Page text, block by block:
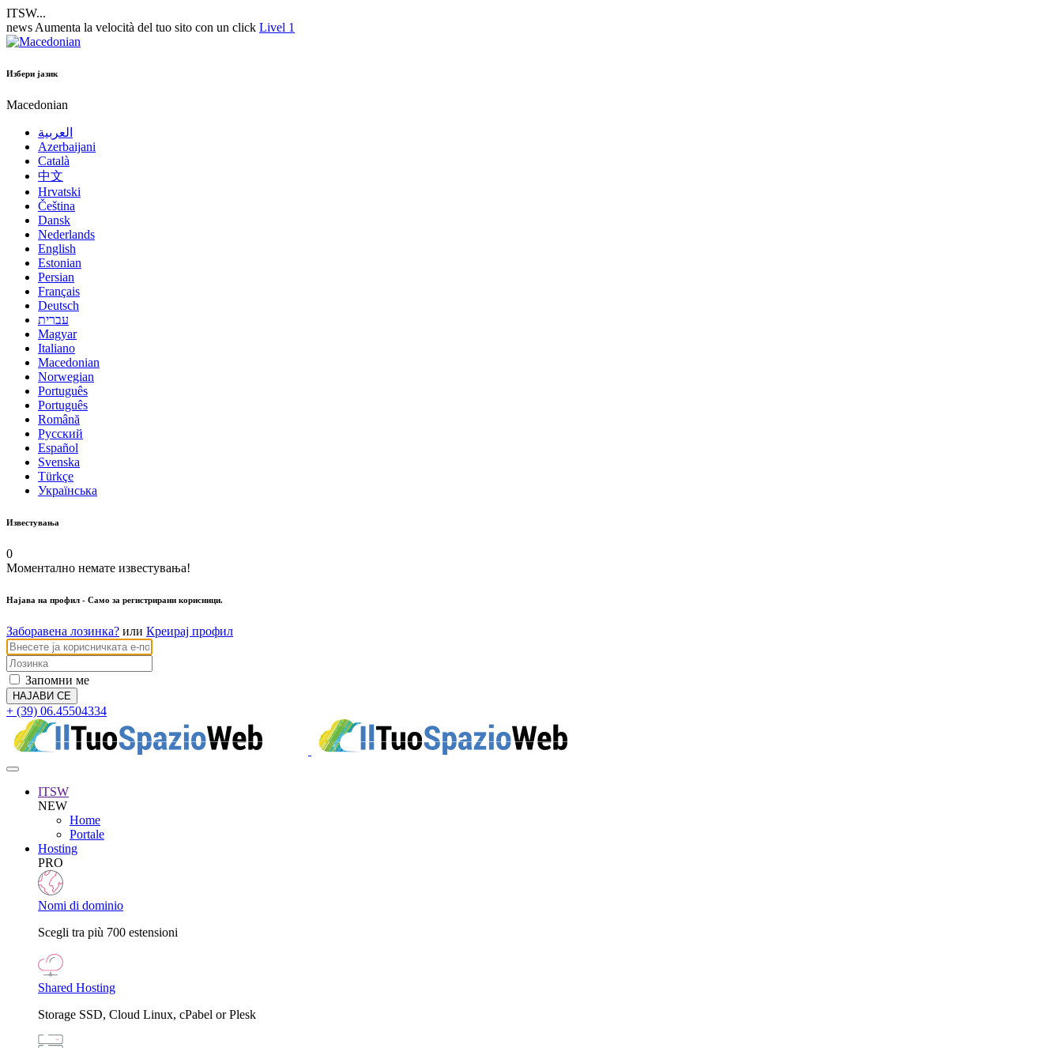
ITSW...
news Aumenta la velocità del tuo sito con un click Livel 1
Избери јазик
Macedonian
العربية
Azerbaijani
Català
中文
Hrvatski
Čeština
Dansk
Nederlands
English
Estonian
Persian
Français
Deutsch
עברית
Magyar
Italiano
Macedonian
Norwegian
Português
Português
Română
Русский
Español
Svenska
Türkçe
Українська
Известувања
0
Моментално немате известувања!
Најава на профил - Само за регистрирани корисници.
Заборавена лозинка? или Креирај профил
Запомни ме
+ (39) 06.45504334
ITSW
NEW
Home
Portale
Hosting
PRO
Nomi di dominio
Scegli tra più 700 estensioni
Shared Hosting
Storage SSD, Cloud Linux, cPabel or Plesk